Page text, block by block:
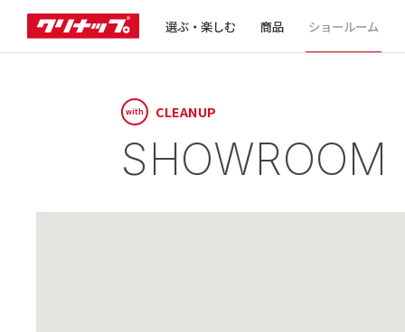
選ぶ・楽しむ 商品 ショールーム
with CLEANUP
SHOWROOM